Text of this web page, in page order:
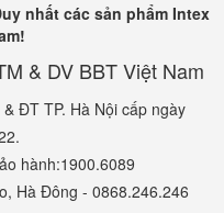
nhất các sản phẩm Intex
& DV BBT Việt Nam
ĐT TP. Hà Nội cấp ngày
hành:1900.6089
Hà Đông - 0868.246.246